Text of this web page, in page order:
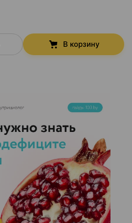
В корзину